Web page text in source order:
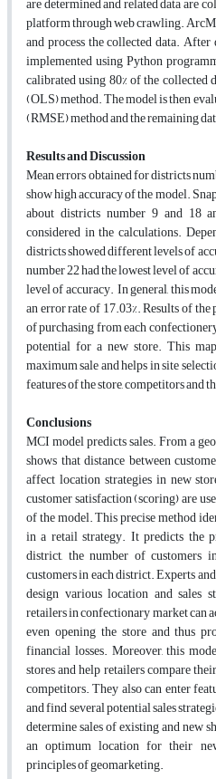
platform through web crawling.
and process the collected data.
implemented using Python
calibrated using 80% of the collected
(OLS) method. The model is then
(RMSE) method and the remaining
Results and Discussion
Mean errors obtained for districts
show high accuracy of the model.
about districts number 9 and 18
considered in the calculations.
districts showed different levels of
number 22 had the lowest level of
level of accuracy. In general, this
an error rate of 17.03%. Results of
of purchasing from each
potential for a new store. This
maximum sale and helps in site
features of the store, competitors and
Conclusions
MCI model predicts sales. From a
shows that distance between
affect location strategies in new
customer satisfaction (scoring) are
of the model. This precise method
in a retail strategy. It predicts the
district, the number of customers
customers in each district. Experts
design various location and sales
retailers in confectionary market can
even opening the store and thus
financial losses. Moreover, this
stores and help retailers compare
competitors. They also can enter
and find several potential sales
determine sales of existing and new
an optimum location for their
principles of geomarketing.